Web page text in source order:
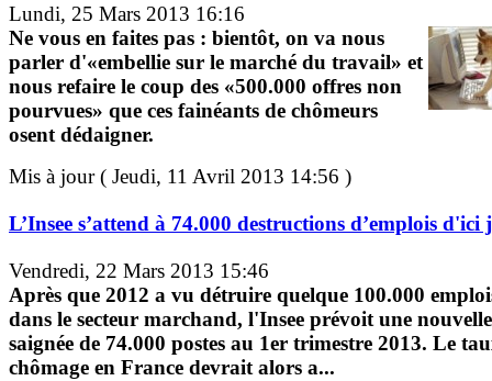
Lundi, 25 Mars 2013 16:16
Ne vous en faites pas : bientôt, on va nous
parler d'«embellie sur le marché du travail» et
nous refaire le coup des «500.000 offres non
pourvues» que ces fainéants de chômeurs
osent dédaigner.
Mis à jour ( Jeudi, 11 Avril 2013 14:56 )
L’Insee s’attend à 74.000 destructions d’emplois d'ici
Vendredi, 22 Mars 2013 15:46
Après que 2012 a vu détruire quelque 100.000
dans le secteur marchand, l'Insee prévoit une nouvelle
saignée de 74.000 postes au 1er trimestre 2013. Le
chômage en France devrait alors a...